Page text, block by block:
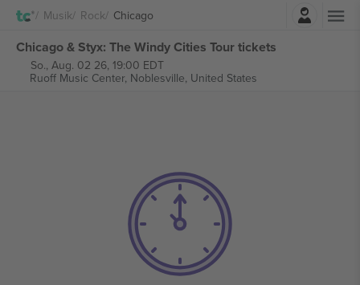
Musik Rock Chicago
Chicago & Styx: The Windy Cities Tour tickets
So., Aug. 02 26, 19:00 EDT
Ruoff Music Center, Noblesville, United States